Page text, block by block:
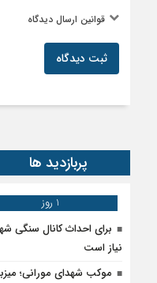
قوانین ارسال دیدگاه
ثبت دیدگاه
پربازدید ها
1 روز
نیاز است
موکب شهدای مورانی؛